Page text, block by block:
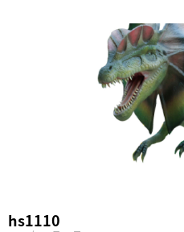
hs1110